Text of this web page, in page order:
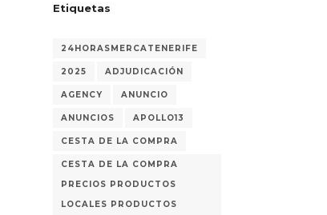
Etiquetas
24HORASMERCATENERIFE
2025 ADJUDICACIÓN
AGENCY ANUNCIO
ANUNCIOS APOLLO13
CESTA DE LA COMPRA
CESTA DE LA COMPRA
PRECIOS PRODUCTOS
LOCALES PRODUCTOS